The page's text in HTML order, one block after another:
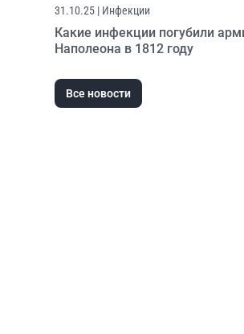
31.10.25 | Инфекции
Какие инфекции погубили
Наполеона в 1812 году
Все новости